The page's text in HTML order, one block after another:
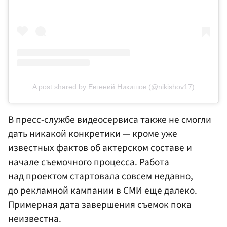
A post shared by Евгений Никишов (@nikishov17)
В пресс-службе видеосервиса также не смогли
дать никакой конкретики — кроме уже
известных фактов об актерском составе и
начале съемочного процесса. Работа
над проектом стартовала совсем недавно,
до рекламной кампании в СМИ еще далеко.
Примерная дата завершения съемок пока
неизвестна.